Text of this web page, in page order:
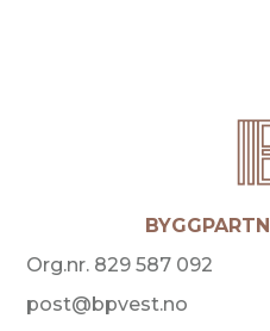
Org.nr. 829 587 092
post@bpvest.no